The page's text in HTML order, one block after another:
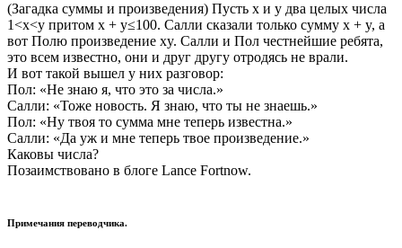
(Загадка суммы и произведения) Пусть x и y два целых числа
1<x<y притом x + y≤100. Салли сказали только сумму x + y, а
вот Полю произведение xy. Салли и Пол честнейшие ребята,
это всем известно, они и друг другу отродясь не врали.
И вот такой вышел у них разговор:
Пол: «Не знаю я, что это за числа.»
Салли: «Тоже новость. Я знаю, что ты не знаешь.»
Пол: «Ну твоя то сумма мне теперь известна.»
Салли: «Да уж и мне теперь твое произведение.»
Каковы числа?
Позаимствовано в блоге Lance Fortnow.
Примечания переводчика.